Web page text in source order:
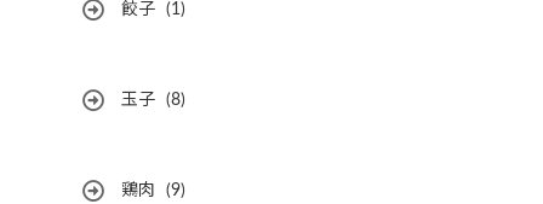
餃子 (1)
玉子 (8)
鶏肉 (9)